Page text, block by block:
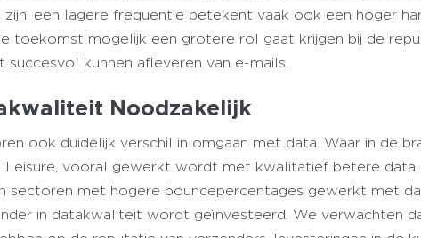
een lagere frequentie betekent vaak ook een hoger
toekomst mogelijk een grotere rol gaat krijgen bij de
kunnen afleveren van e-mails.
Noodzakelijk
ook duidelijk verschil in omgaan met data. Waar in de
Leisure, vooral gewerkt wordt met kwalitatief betere
sectoren met hogere bouncepercentages gewerkt met
in datakwaliteit wordt geïnvesteerd. We verwachten